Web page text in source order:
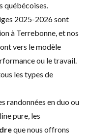
québécoises.
2025-2026 sont
à Terrebonne, et nos
vers le modèle
ou le travail.
les types de
randonnées en duo ou
pure, les
que nous offrons